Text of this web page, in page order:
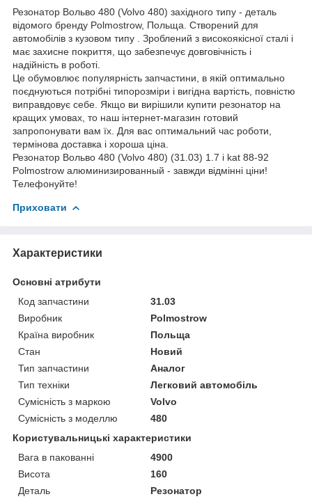
Резонатор Вольво 480 (Volvo 480) західного типу - деталь
відомого бренду Polmostrow, Польща. Створений для
автомобілів з кузовом типу . Зроблений з високоякісної сталі і
має захисне покриття, що забезпечує довговічність і
надійність в роботі.
Це обумовлює популярність запчастини, в якій оптимально
поєднуються потрібні типорозміри і вигідна вартість, повністю
виправдовує себе. Якщо ви вирішили купити резонатор на
кращих умовах, то наш інтернет-магазин готовий
запропонувати вам їх. Для вас оптимальний час роботи,
термінова доставка і хороша ціна.
Резонатор Вольво 480 (Volvo 480) (31.03) 1.7 i kat 88-92
Polmostrow алюминизированный - завжди відмінні ціни!
Телефонуйте!
Приховати
Характеристики
Основні атрибути
Код запчастини
31.03
Виробник
Polmostrow
Країна виробник
Польща
Стан
Новий
Тип запчастини
Аналог
Тип техніки
Легковий автомобіль
Сумісність з маркою
Volvo
Сумісність з моделлю
480
Користувальницькі характеристики
Вага в пакованні
4900
Висота
160
Деталь
Резонатор